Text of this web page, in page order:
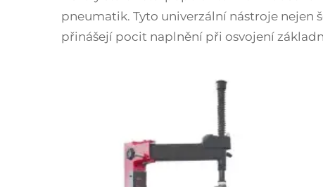
pneumatik. Tyto univerzální nástroje nejen
přinášejí pocit naplnění při osvojení